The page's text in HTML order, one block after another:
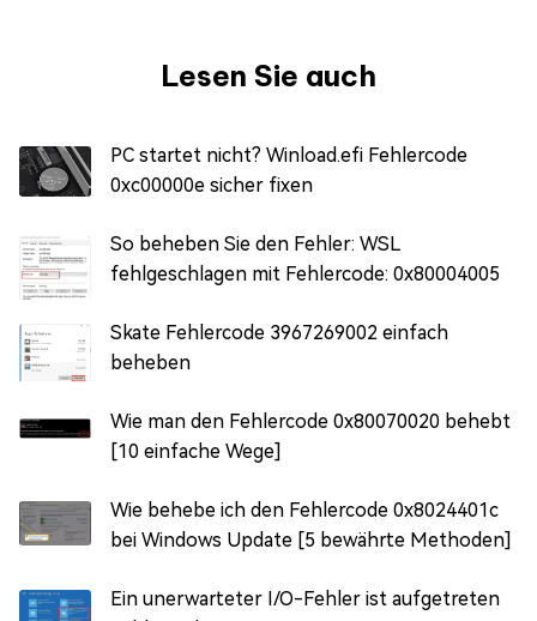
Lesen Sie auch
PC startet nicht? Winload.efi Fehlercode
0xc00000e sicher fixen
So beheben Sie den Fehler: WSL
fehlgeschlagen mit Fehlercode: 0x80004005
Skate Fehlercode 3967269002 einfach
beheben
Wie man den Fehlercode 0x80070020 behebt
[10 einfache Wege]
Wie behebe ich den Fehlercode 0x8024401c
bei Windows Update [5 bewährte Methoden]
Ein unerwarteter I/O-Fehler ist aufgetreten